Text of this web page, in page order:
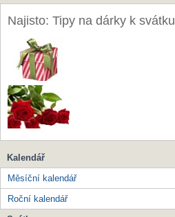
Najisto: Tipy na dárky k svátku
Kalendář
Měsíční kalendář
Roční kalendář